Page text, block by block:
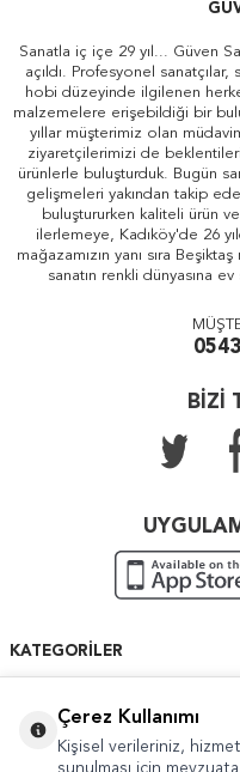
Sanatla iç içe 29 yıl... Güven
açıldı. Profesyonel
hobi düzeyinde ilgilenen
malzemelere erişebildiği bir
yıllar müşterimiz olan
ziyaretçilerimizi de
ürünlerle buluşturduk. Bugün
gelişmeleri yakından takip
buluştururken kaliteli ürün
ilerlemeye, Kadıköy'de 26
mağazamızın yanı sıra
sanatın renkli dünyasına
BİZİ
KATEGORILER
HIZLI ERIŞIM
Çerez Kullanımı
Kişisel verileriniz,
sunulması için